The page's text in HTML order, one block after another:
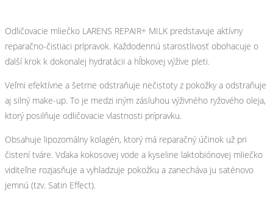
Odličovacie mliečko LARENS REPAIR+ MILK predstavuje aktívny
reparačno-čistiaci prípravok. Každodennú starostlivosť obohacuje o
ďalší krok k dokonalej hydratácii a hĺbkovej výžive pleti.
Veľmi efektívne a šetrne odstraňuje nečistoty z pokožky a odstraňuje
aj silný make-up. To je medzi iným zásluhou výživného ryžového oleja,
ktorý posilňuje odličovacie vlastnosti prípravku.
Obsahuje lipozomálny kolagén, ktorý má reparačný účinok už pri
čistení tváre. Vďaka kokosovej vode a kyseline laktobiónovej mliečko
viditeľne rozjasňuje a vyhladzuje pokožku a zanecháva ju saténovo
jemnú (tzv. Satin Effect).